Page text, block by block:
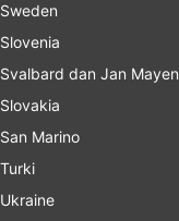
Sweden
Slovenia
Svalbard dan Jan Mayen
Slovakia
San Marino
Turki
Ukraine